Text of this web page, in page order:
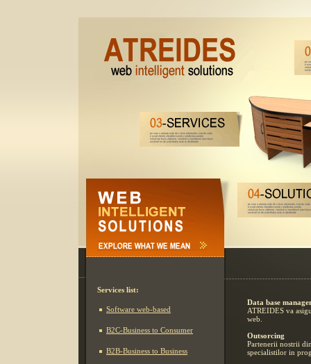
Services list:
Software web-based
B2C-Business to Consumer
B2B-Business to Business
Data base
ATREIDES va
web.
Outsorcing
Partenerii nostrii
specialistilor in